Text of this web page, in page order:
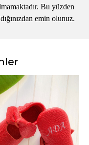
Bu yüzden
emin olunuz.